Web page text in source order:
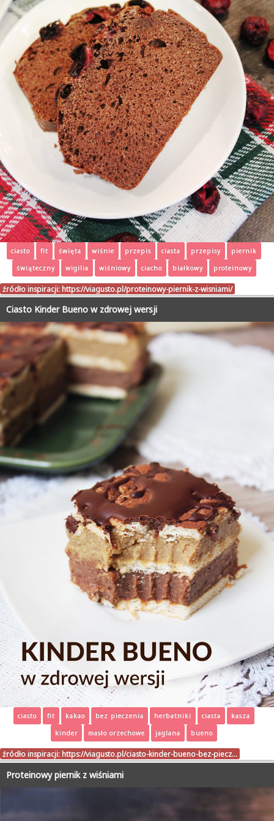
ciasto fit święta wiśnie przepis ciasta przepisy
piernik
świąteczny
wigilia wiśniowy ciacho białkowy proteinowy
źródło inspiracji: https://viagusto.pl/proteinowy-piernik-z-wisniami/
Ciasto Kinder Bueno w zdrowej wersji
ciasto fit kakao bez pieczenia herbatniki ciasta
kasza
kinder
masło orzechowe jaglana bueno
źródło inspiracji: https://viagusto.pl/ciasto-kinder-bueno-bez-piecz…
Proteinowy piernik z wiśniami